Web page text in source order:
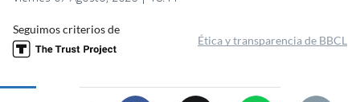
Seguimos criterios de
Ética y transparencia de BBCL